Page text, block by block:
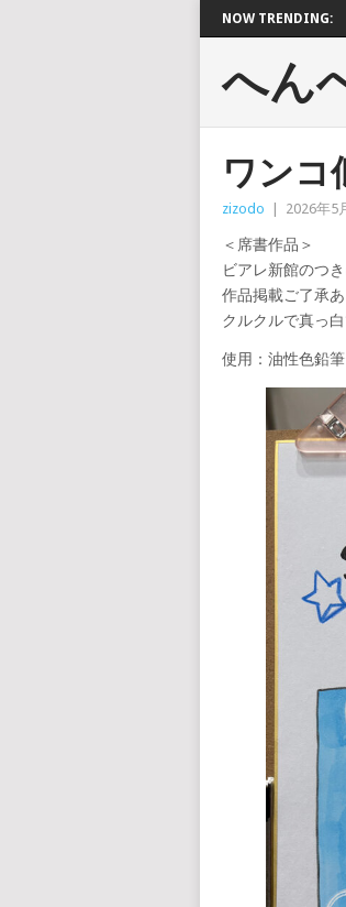
NOW TRENDING:
へん
ワンコ
zizodo 2026年5
＜席書作品＞
ビアレ新館のつ
作品掲載ご了承
クルクルで真っ
使用：油性色鉛